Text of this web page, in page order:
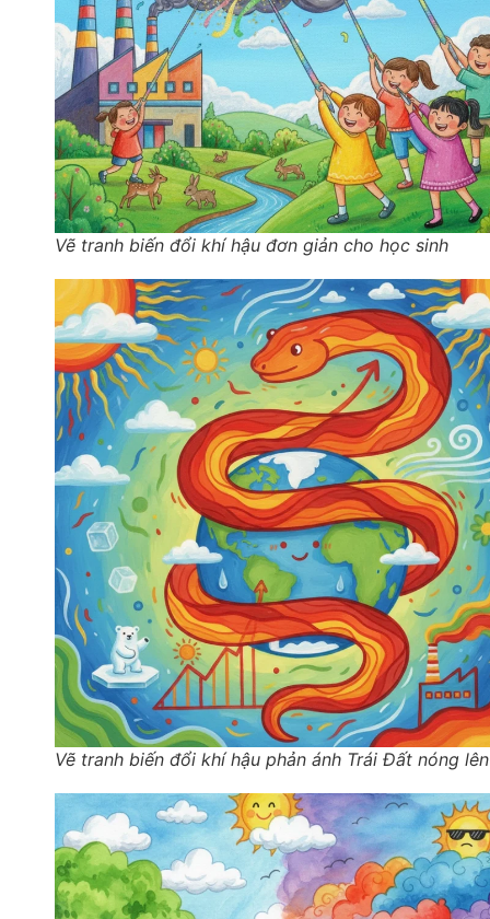
Vẽ tranh biến đổi khí hậu đơn giản cho học sinh
Vẽ tranh biến đổi khí hậu phản ánh Trái Đất nóng lên